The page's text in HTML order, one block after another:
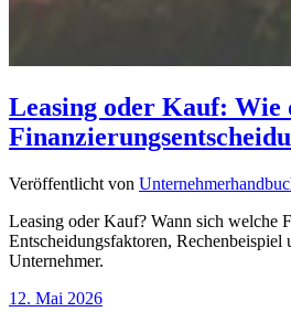
Leasing oder Kauf: Wie
Veröffentlicht von
Leasing oder Kauf? Wann sich welche
Entscheidungsfaktoren,
Unternehmer.
12. Mai 2026